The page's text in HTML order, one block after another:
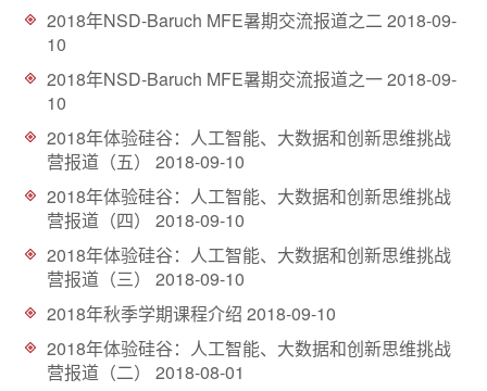
2018年NSD-Baruch MFE暑期交流报道之二 2018-09-
10
2018年NSD-Baruch MFE暑期交流报道之一2018-09-
10
2018年体验硅谷：人工智能、大数据和创新思维挑战
营报道（五）
2018-09-10
2018年体验硅谷：人工智能、大数据和创新思维挑战
营报道（四）
2018-09-10
2018年体验硅谷：人工智能、大数据和创新思维挑战
营报道（三）
2018-09-10
2018年秋季学期课程介绍 2018-09-10
2018年体验硅谷：人工智能、大数据和创新思维挑战
营报道（二）
2018-08-01